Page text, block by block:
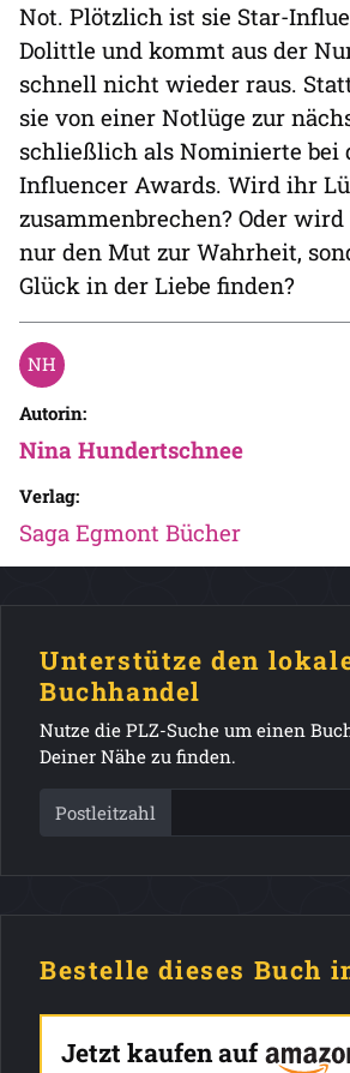
Not. Plötzlich ist sie Star-
Dolittle und kommt aus der
schnell nicht wieder raus.
sie von einer Notlüge zur
schließlich als Nominierte bei
Influencer Awards. Wird ihr
zusammenbrechen? Oder
nur den Mut zur Wahrheit,
Glück in der Liebe finden?
Autorin:
Nina Hundertschnee
Verlag:
Saga Egmont Bücher
Unterstütze den
Buchhandel
Nutze die PLZ-Suche um einen
Deiner Nähe zu finden.
Postleitzahl
Bestelle dieses Buch
Jetzt kaufen auf